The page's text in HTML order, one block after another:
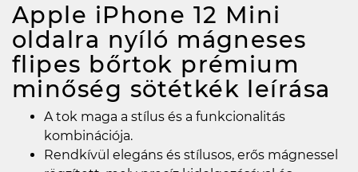
Apple iPhone 12 Mini
oldalra nyíló mágneses
flipes bőrtok prémium
minőség sötétkék leírása
A tok maga a stílus és a funkcionalitás
kombinációja.
Rendkívül elegáns és stílusos, erős mágnessel